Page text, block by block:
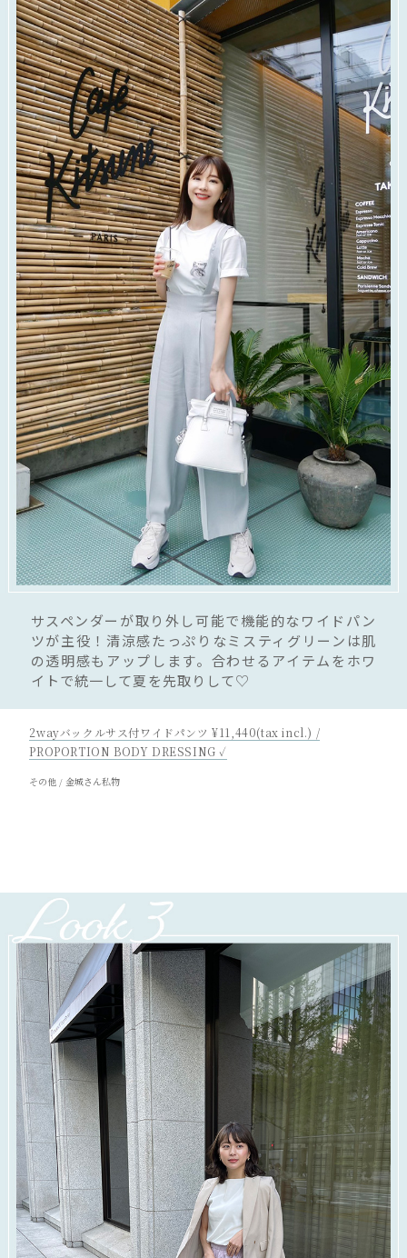
サスペンダーが取り外し可能で機能的なワイドパン
ツが主役！清涼感たっぷりなミスティグリーンは肌
の透明感もアップします。合わせるアイテムをホワ
イトで統一して夏を先取りして♡
2wayバックルサス付ワイドパンツ ¥11,440(tax incl.) /
PROPORTION BODY DRESSING ✓
その他 / 金城さん私物